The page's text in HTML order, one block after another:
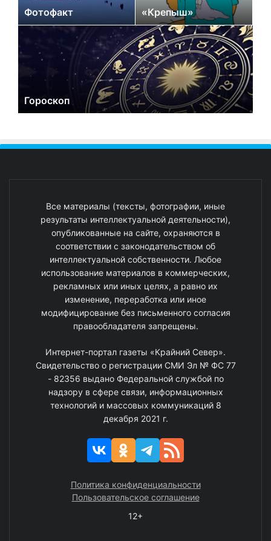
Фотофакт «Крепыш»
Гороскоп
Все материалы (тексты, фотографии, иные
результаты интеллектуальной деятельности),
опубликованные на сайте, охраняются в
соответствии с законодательством об
интеллектуальной собственности. Любое
использование материалов в коммерческих,
рекламных или иных целях, а равно их
изменение, переработка или иное
модифицирование без письменного согласия
правообладателя запрещены.
Интернет-портал газеты «Крайний Север».
Свидетельство о регистрации СМИ Эл № ФС 77
- 82356 выдано Федеральной службой по
надзору в сфере связи, информационных
технологий и массовых коммуникаций 8
декабря 2021 г.
Политика конфиденциальности
Пользовательское соглашение
12+